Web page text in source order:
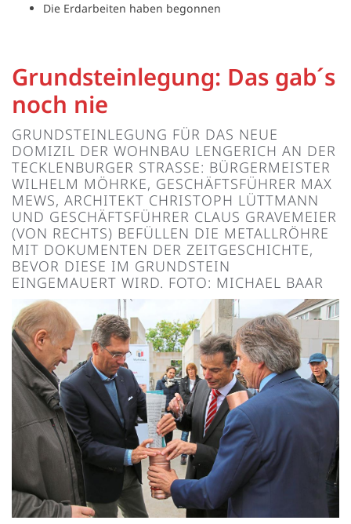
Die Erdarbeiten haben begonnen
Grundsteinlegung: Das gab´s
noch nie
GRUNDSTEINLEGUNG FÜR DAS NEUE
DOMIZIL DER WOHNBAU LENGERICH AN DER
TECKLENBURGER STRASSE: BÜRGERMEISTER W
ILHELM MÖHRKE, GESCHÄFTSFÜHRER MAX M
EWS, ARCHITEKT CHRISTOPH LÜTTMANN U
ND GESCHÄFTSFÜHRER CLAUS GRAVEMEIER (
VON RECHTS) BEFÜLLEN DIE METALLRÖHRE M
IT DOKUMENTEN DER ZEITGESCHICHTE, B
EVOR DIESE IM GRUNDSTEIN E
INGEMAUERT WIRD. FOTO: MICHAEL BAAR